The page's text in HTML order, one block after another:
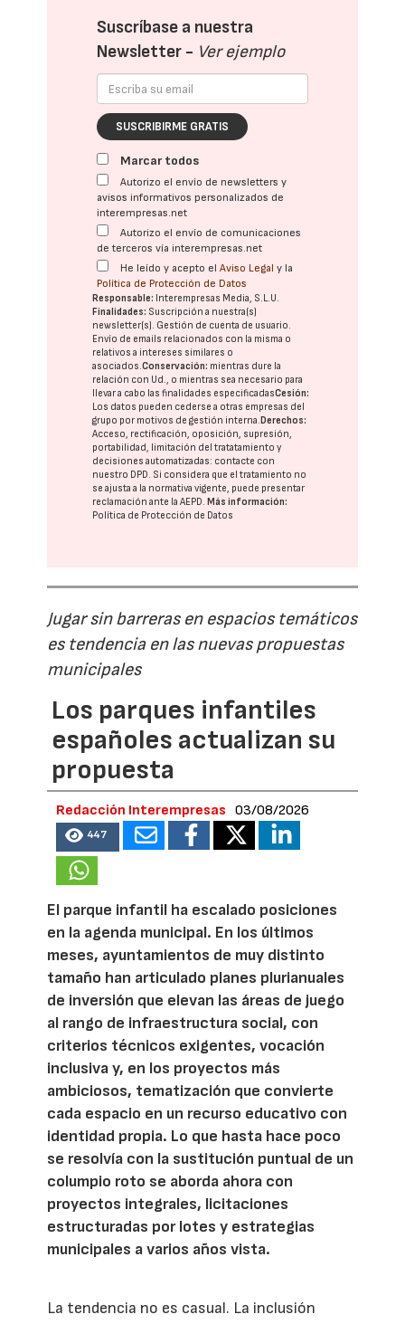
Suscríbase a nuestra
Newsletter - Ver ejemplo
SUSCRIBIRME GRATIS
Marcar todos
Autorizo el envío de newsletters y
avisos informativos personalizados de
interempresas.net
Autorizo el envío de comunicaciones
de terceros vía interempresas.net
He leído y acepto elAviso Legal y la
Política de Protección de Datos
Responsable: Interempresas Media, S.L.U.
Finalidades: Suscripción a nuestra(s)
newsletter(s). Gestión de cuenta de usuario.
Envío de emails relacionados con la misma o
relativos a intereses similares o
asociados.Conservación: mientras dure la
relación con Ud., o mientras sea necesario para
llevar a cabo las finalidades especificadasCesión:
Los datos pueden cederse a otras empresas del
grupo por motivos de gestión interna. Derechos:
Acceso, rectificación, oposición, supresión,
portabilidad, limitación del tratatamiento y
decisiones automatizadas: contacte con
nuestro DPD. Si considera que el tratamiento no
se ajusta a la normativa vigente, puede presentar
reclamación ante laAEPD. Más información:
Política de Protección de Datos
Jugar sin barreras en espacios temáticos
es tendencia en las nuevas propuestas
municipales
Los parques infantiles
españoles actualizan su
propuesta
Redacción Interempresas 03/08/2026
447
El parque infantil ha escalado posiciones
en la agenda municipal. En los últimos
meses, ayuntamientos de muy distinto
tamaño han articulado planes plurianuales
de inversión que elevan las áreas de juego
al rango de infraestructura social, con
criterios técnicos exigentes, vocación
inclusiva y, en los proyectos más
ambiciosos, tematización que convierte
cada espacio en un recurso educativo con
identidad propia. Lo que hasta hace poco
se resolvía con la sustitución puntual de un
columpio roto se aborda ahora con
proyectos integrales, licitaciones
estructuradas por lotes y estrategias
municipales a varios años vista.
La tendencia no es casual. La inclusión